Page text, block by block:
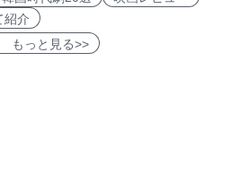
紹介
と見る>>